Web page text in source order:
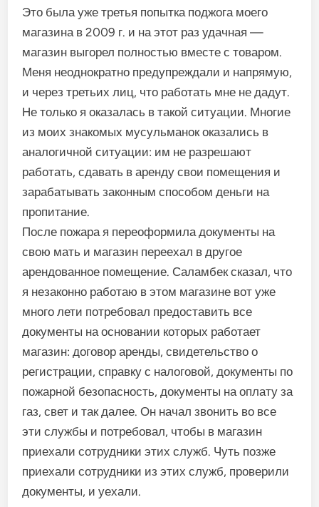
Это была уже третья попытка поджога моего
магазина в 2009 г. и на этот раз удачная —
магазин выгорел полностью вместе с товаром.
Меня неоднократно предупреждали и напрямую,
и через третьих лиц, что работать мне не дадут.
Не только я оказалась в такой ситуации. Многие
из моих знакомых мусульманок оказались в
аналогичной ситуации: им не разрешают
работать, сдавать в аренду свои помещения и
зарабатывать законным способом деньги на
пропитание.
После пожара я переоформила документы на
свою мать и магазин переехал в другое
арендованное помещение. Саламбек сказал, что
я незаконно работаю в этом магазине вот уже
много лети потребовал предоставить все
документы на основании которых работает
магазин: договор аренды, свидетельство о
регистрации, справку с налоговой, документы по
пожарной безопасность, документы на оплату за
газ, свет и так далее. Он начал звонить во все
эти службы и потребовал, чтобы в магазин
приехали сотрудники этих служб. Чуть позже
приехали сотрудники из этих служб, проверили
документы, и уехали.